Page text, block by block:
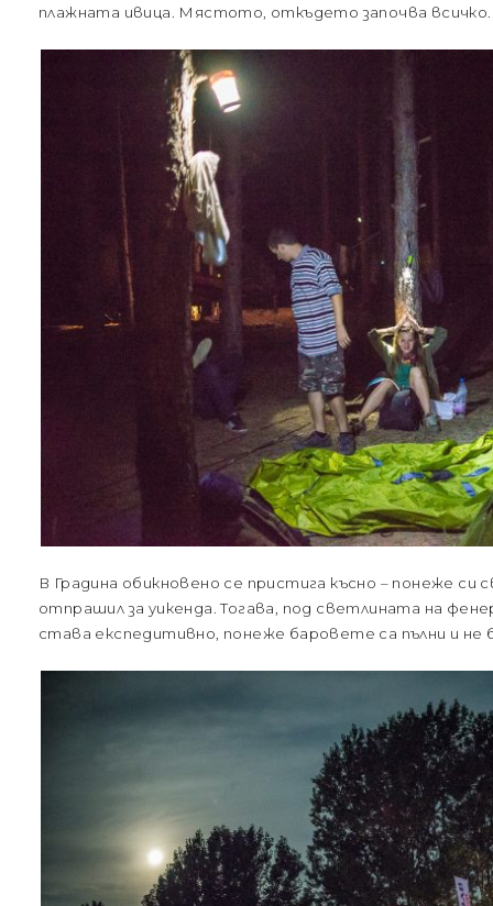
плажната ивица. Мястото, откъдето започва всичко.
В Градина обикновено се пристига късно – понеже си
отпрашил за уикенда. Тогава, под светлината на
става експедитивно, понеже баровете са пълни и не